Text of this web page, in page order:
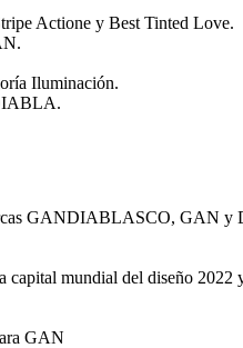
Actione y Best Tinted Love.
Iluminación.
GANDIABLASCO, GAN
capital mundial del diseño
GAN